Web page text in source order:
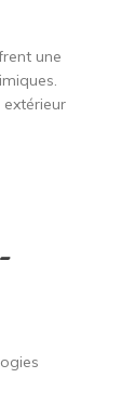
une
extérieur